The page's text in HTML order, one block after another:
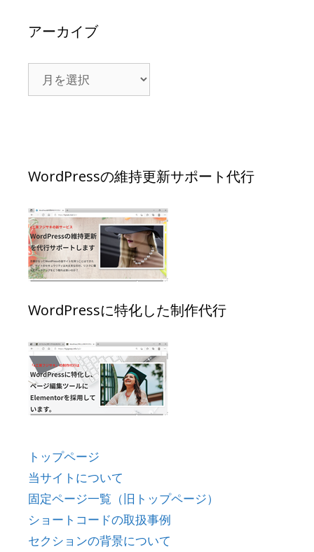
アーカイブ
WordPressの維持更新サポート代行
WordPressに特化した制作代行
トップページ
当サイトについて
固定ページ一覧（旧トップページ）
ショートコードの取扱事例
セクションの背景について